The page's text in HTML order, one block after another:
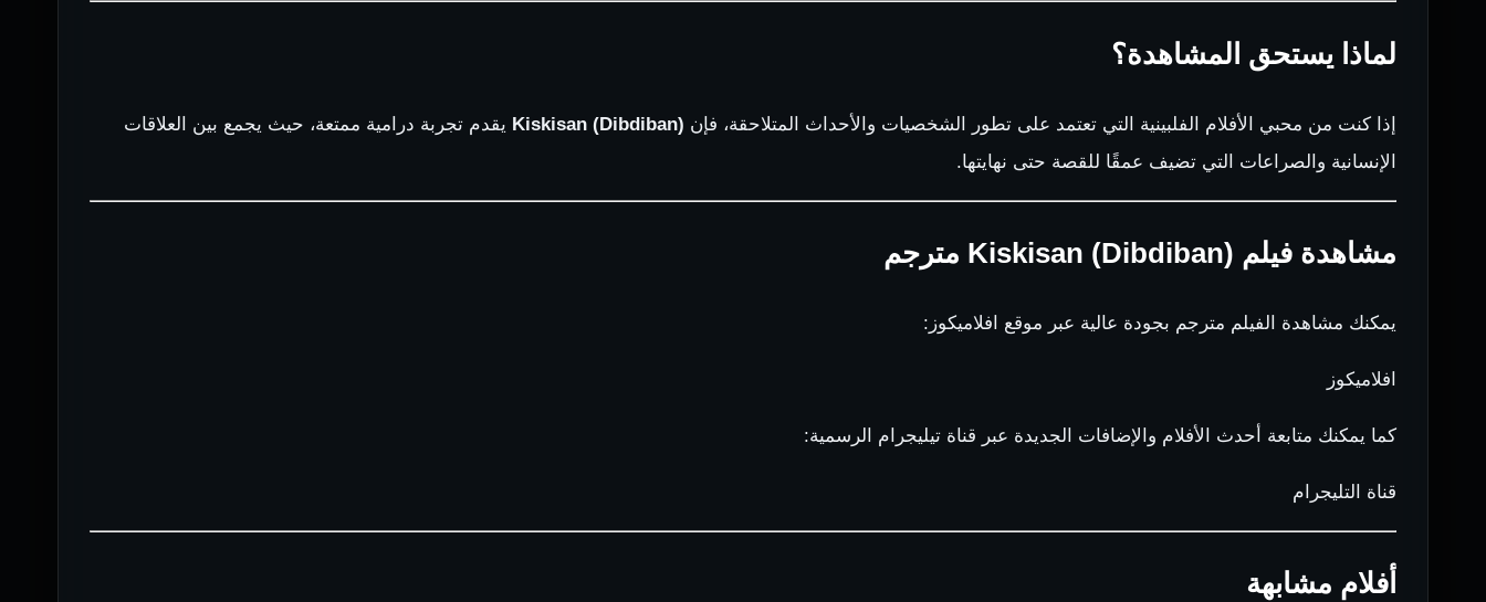
لماذا يستحق المشاهدة؟
إذا كنت من محبي الأفلام الفلبينية التي تعتمد على تطور الشخصيات والأحداث المتلاحقة، فإن Kiskisan (Dibdiban) يقدم تجربة درامية ممتعة، حيث يجمع بين العلاقات
الإنسانية والصراعات التي تضيف عمقًا للقصة حتى نهايتها.
مشاهدة فيلم Kiskisan (Dibdiban) مترجم
يمكنك مشاهدة الفيلم مترجم بجودة عالية عبر موقع افلاميكوز:
افلاميكوز
كما يمكنك متابعة أحدث الأفلام والإضافات الجديدة عبر قناة تيليجرام الرسمية:
قناة التليجرام
أفلام مشابهة